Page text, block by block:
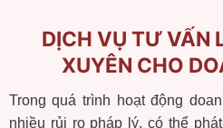
DỊCH VỤ TƯ VẤN
XUYÊN CHO
Trongquá trình hoạt động
nhiều rủi ro pháp lý,có thể phát